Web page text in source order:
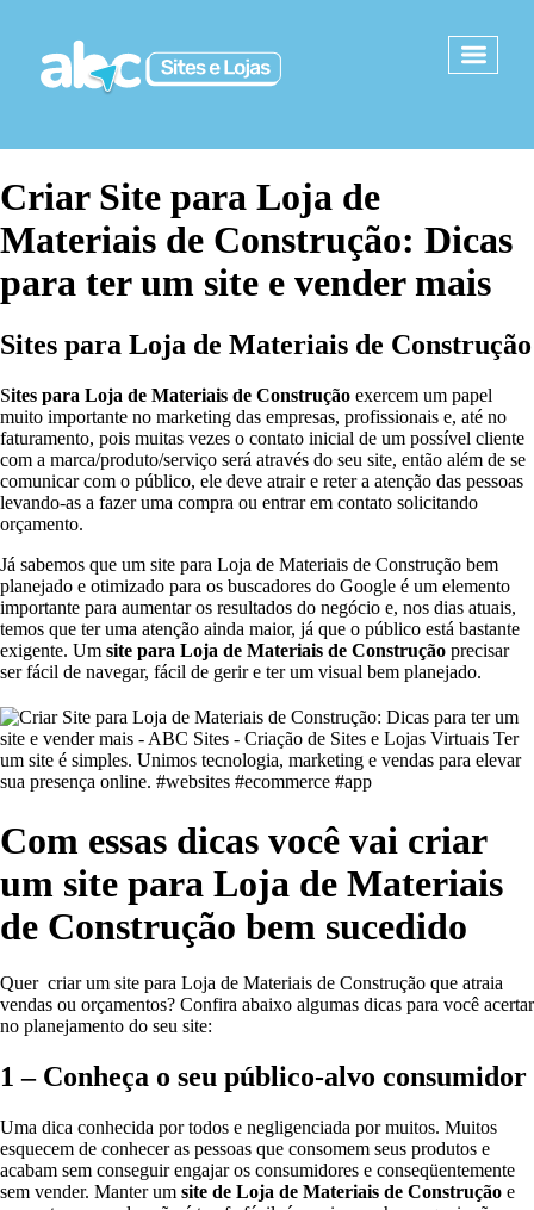
Criar Site para Loja de
Materiais de Construção: Dicas
para ter um site e vender mais
Sites para Loja de Materiais de Construção
Sites para Loja de Materiais de Construção exercem um papel
muito importante no marketing das empresas, profissionais e, até no
faturamento, pois muitas vezes o contato inicial de um possível cliente
com a marca/produto/serviço será através do seu site, então além de se
comunicar com o público, ele deve atrair e reter a atenção das pessoas
levando-as a fazer uma compra ou entrar em contato solicitando
orçamento.
Já sabemos que um site para Loja de Materiais de Construção bem
planejado e otimizado para os buscadores do Google é um elemento
importante para aumentar os resultados do negócio e, nos dias atuais,
temos que ter uma atenção ainda maior, já que o público está bastante
exigente. Um site para Loja de Materiais de Construção precisar
ser fácil de navegar, fácil de gerir e ter um visual bem planejado.
Com essas dicas você vai criar
um site para Loja de Materiais
de Construção bem sucedido
Quer criar um site para Loja de Materiais de Construção que atraia
vendas ou orçamentos? Confira abaixo algumas dicas para você acertar
no planejamento do seu site:
1 – Conheça o seu público-alvo consumidor
Uma dica conhecida por todos e negligenciada por muitos. Muitos
esquecem de conhecer as pessoas que consomem seus produtos e
acabam sem conseguir engajar os consumidores e conseqüentemente
sem vender. Manter um site de Loja de Materiais de Construção e